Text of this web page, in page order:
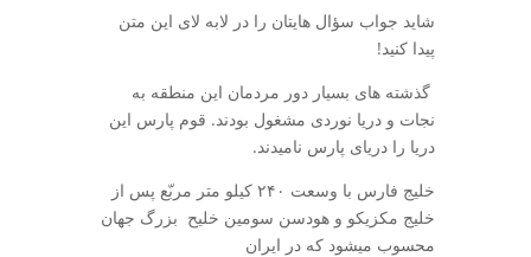
شاید جواب سؤال­ هایتان را در لابه ­لای این متن
پیدا کنید!
گذشته­ های بسیار دور مردمان این منطقه به
نجات و دریا نوردی مشغول بودند. قوم پارس این
دریا را دریای پارس نامیدند.
خلیج فارس با وسعت ۲۴۰ کیلو متر مربّع پس از
خلیج مکزیکو و هودسن سومین خلیح بزرگ جهان
محسوب می­شود که در ایران